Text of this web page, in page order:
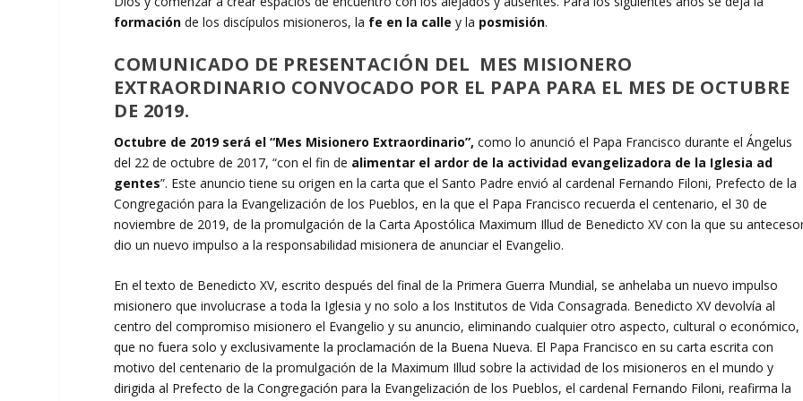
formación de los discípulos misioneros, la fe en la calle y la posmisión.
COMUNICADO DE PRESENTACIÓN DEL MES MISIONERO
EXTRAORDINARIO CONVOCADO POR EL PAPA PARA EL MES DE OCTUBRE
DE 2019.
Octubre de 2019 será el “Mes Misionero Extraordinario”, como lo anunció el Papa Francisco durante el Ángelus
del 22 de octubre de 2017, “con el fin de alimentar el ardor de la actividad evangelizadora de la Iglesia ad
gentes”. Este anuncio tiene su origen en la carta que el Santo Padre envió al cardenal Fernando Filoni, Prefecto de la
Congregación para la Evangelización de los Pueblos, en la que el Papa Francisco recuerda el centenario, el 30 de
noviembre de 2019, de la promulgación de la Carta Apostólica Maximum Illud de Benedicto XV con la que su
dio un nuevo impulso a la responsabilidad misionera de anunciar el Evangelio.
En el texto de Benedicto XV, escrito después del final de la Primera Guerra Mundial, se anhelaba un nuevo impulso
misionero que involucrase a toda la Iglesia y no solo a los Institutos de Vida Consagrada. Benedicto XV devolvía al
centro del compromiso misionero el Evangelio y su anuncio, eliminando cualquier otro aspecto, cultural o económico,
que no fuera solo y exclusivamente la proclamación de la Buena Nueva. El Papa Francisco en su carta escrita con
motivo del centenario de la promulgación de la Maximum Illud sobre la actividad de los misioneros en el mundo y
dirigida al Prefecto de la Congregación para la Evangelización de los Pueblos, el cardenal Fernando Filoni, reafirma la